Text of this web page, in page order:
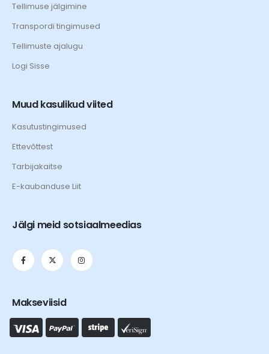
Tellimuse jälgimine
Transpordi tingimused
Tellimuste ajalugu
Logi Sisse
Muud kasulikud viited
Kasutustingimused
Ettevõttest
Tarbijakaitse
E-kaubanduse Liit
Jälgi meid sotsiaalmeedias
Makseviisid